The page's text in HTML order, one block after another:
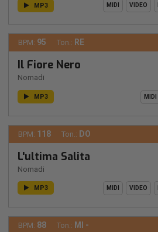
MP3 MIDI VIDEO
BPM: 95 Ton.: RE
Il Fiore Nero
Nomadi
MP3 MIDI
BPM: 118 Ton.: DO
L'ultima Salita
Nomadi
MP3 MIDI VIDEO
BPM: 88 Ton.: MI -